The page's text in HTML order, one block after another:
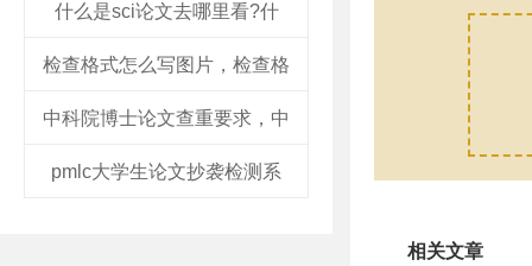
什么是sci论文去哪里看?什
检查格式怎么写图片，检查格
中科院博士论文查重要求，中
pmlc大学生论文抄袭检测系
相关文章